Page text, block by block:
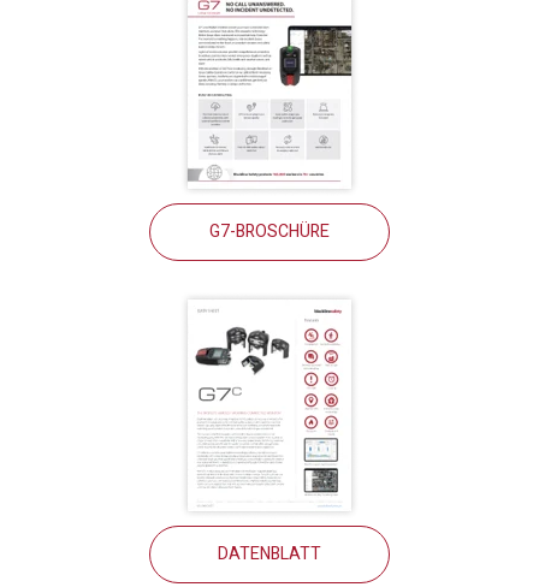
G7-BROSCHÜRE
DATENBLATT